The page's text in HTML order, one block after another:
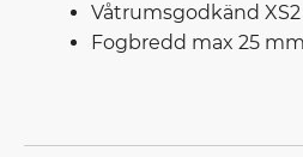
Våtrumsgodkänd XS2
Fogbredd max 25 mm